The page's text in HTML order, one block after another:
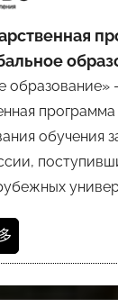
образование»
программа
обучения